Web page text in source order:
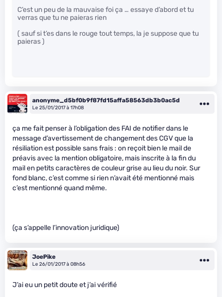
C’est un peu de la mauvaise foi ça … essaye d’abord et tu
verras que tu ne paieras rien
( sauf si t’es dans le rouge tout temps, la je suppose que tu
paieras )
anonyme_d5bf0b9f87fd15affa58563db3b0ac5d
Le 25/01/2017 à 17h08
ça me fait penser à l’obligation des FAI de notifier dans le
message d’avertissement de changement des CGV que la
résiliation est possible sans frais : on reçoit bien le mail de
préavis avec la mention obligatoire, mais inscrite à la fin du
mail en petits caractères de couleur grise au lieu du noir. Sur
fond blanc, c’est comme si rien n’avait été mentionné mais
c’est mentionné quand même.
(ça s’appelle l’innovation juridique)
JoePike
Le 26/01/2017 à 08h56
J’ai eu un petit doute et j’ai vérifié